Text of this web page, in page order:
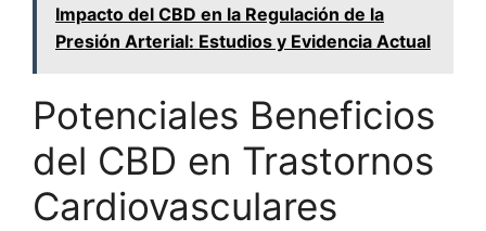
Impacto del CBD en la Regulación de la
Presión Arterial: Estudios y Evidencia Actual
Potenciales Beneficios
del CBD en Trastornos
Cardiovasculares